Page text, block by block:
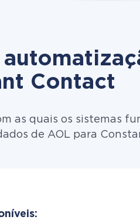
Contact
as quais os sistemas
de AOL para